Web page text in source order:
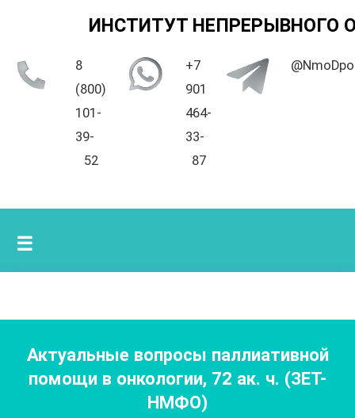
ИНСТИТУТ НЕПРЕРЫВНОГО
8
(800)
101-
39-
52
+7
901
464-
33-
87
☰
Актуальные вопросы паллиативной
помощи в онкологии, 72 ак. ч. (ЗЕТ-
НМФО)